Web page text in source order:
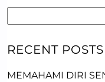
RECENT POSTS
MEMAHAMI DIRI